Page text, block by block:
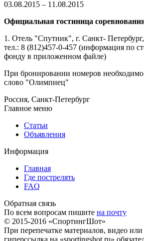
03.08.2015 – 11.08.2015
Официальная гостиница
1. Отель "Спутник", г. Санкт-
тел.: 8 (812)457-0-457 (информация по
фонду в приложенном файле)
При бронировании номеров
слово "Олимпиец"
Россия, Санкт-Петербург
Главное меню
Статьи
Объявления
Информация
Главная
Где пострелять
FAQ
Обратная связь
По всем вопросам пишите на почту
© 2015-2016 «СпортингШот»
При перепечатке материалов, видео
гиперссылка на «sportingshot.ru»